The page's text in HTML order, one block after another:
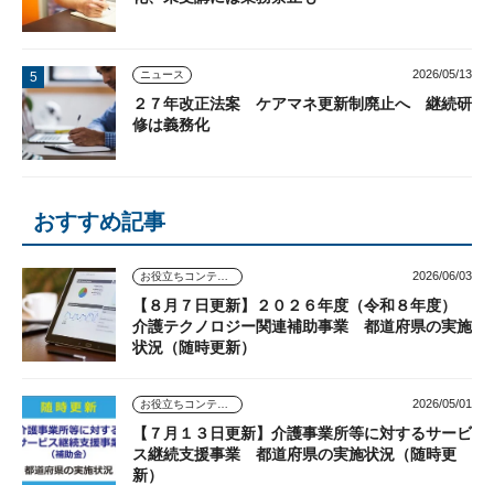
ニュース 2026/05/13
２７年改正法案 ケアマネ更新制廃止へ 継続研
修は義務化
おすすめ記事
2026/06/03
【８月７日更新】２０２６年度（令和８年度）
介護テクノロジー関連補助事業 都道府県の実施
状況（随時更新）
2026/05/01
【７月１３日更新】介護事業所等に対するサービ
ス継続支援事業 都道府県の実施状況（随時更
新）